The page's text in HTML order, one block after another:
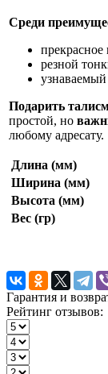
Среди
прекрасное
резной
Подарить
простой, но
любому адресату.
Длина (мм)
Ширина (мм)
Высота (мм)
Вес (гр)
Гарантия и
Рейтинг отзывов: